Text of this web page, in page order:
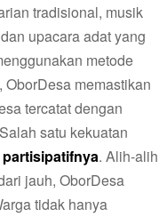
tradisional, musik
upacara adat yang
metode
memastikan
tercatat dengan
satu kekuatan
. Alih-alih
jauh, OborDesa
tidak hanya